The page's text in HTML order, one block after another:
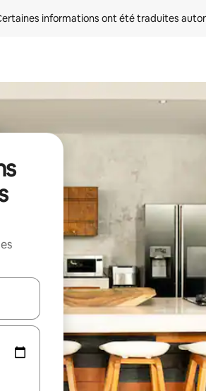
informations ont été traduites
vers le haut et vers le bas pour les